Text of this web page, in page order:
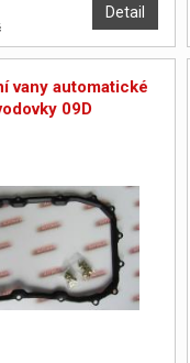
JE MOŽNO
NA POČKÁNÍ.
Detail
vany automatické
09D